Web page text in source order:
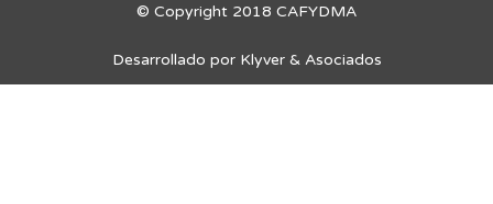
© Copyright 2018 CAFYDMA
Desarrollado por Klyver & Asociados